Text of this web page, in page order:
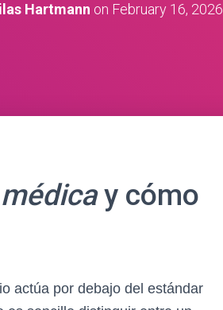
Hartmann on February 16, 2026
y cómo
actúa por debajo del estándar